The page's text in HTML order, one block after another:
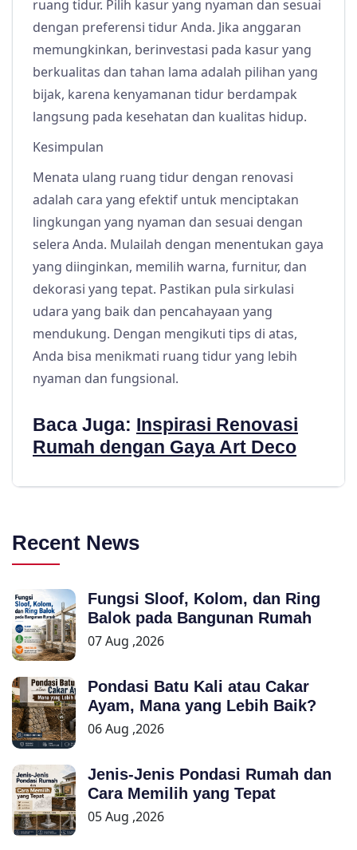
ruang tidur. Pilih kasur yang nyaman dan sesuai
dengan preferensi tidur Anda. Jika anggaran
memungkinkan, berinvestasi pada kasur yang
berkualitas dan tahan lama adalah pilihan yang
bijak, karena kenyamanan tidur berdampak
langsung pada kesehatan dan kualitas hidup.
Kesimpulan
Menata ulang ruang tidur dengan renovasi
adalah cara yang efektif untuk menciptakan
lingkungan yang nyaman dan sesuai dengan
selera Anda. Mulailah dengan menentukan gaya
yang diinginkan, memilih warna, furnitur, dan
dekorasi yang tepat. Pastikan pula sirkulasi
udara yang baik dan pencahayaan yang
mendukung. Dengan mengikuti tips di atas,
Anda bisa menikmati ruang tidur yang lebih
nyaman dan fungsional.
Baca Juga: Inspirasi Renovasi
Rumah dengan Gaya Art Deco
Recent News
Fungsi Sloof, Kolom, dan Ring
Balok pada Bangunan Rumah
07 Aug ,2026
Pondasi Batu Kali atau Cakar
Ayam, Mana yang Lebih Baik?
06 Aug ,2026
Jenis-Jenis Pondasi Rumah dan
Cara Memilih yang Tepat
05 Aug ,2026